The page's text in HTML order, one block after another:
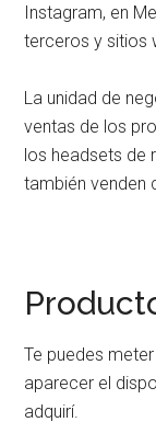
Instagram, en
terceros y sitios
La unidad de
ventas de los
los headsets de
también venden
Te puedes
aparecer el
adquirí.